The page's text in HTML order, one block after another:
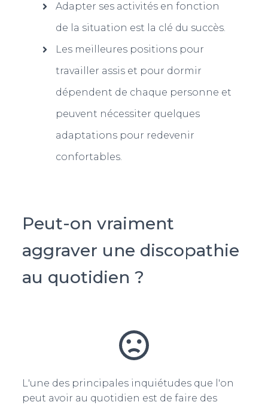
Adapter ses activités en fonction
de la situation est la clé du succès.
Les meilleures positions pour
travailler assis et pour dormir
dépendent de chaque personne et
peuvent nécessiter quelques
adaptations pour redevenir
confortables.
Peut-on vraiment
aggraver une discopathie
au quotidien ?
L'une des principales inquiétudes que l'on
peut avoir au quotidien est de faire des